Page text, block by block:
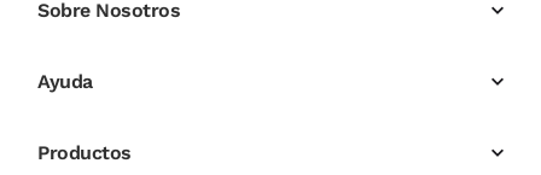
Sobre Nosotros
Ayuda
Productos